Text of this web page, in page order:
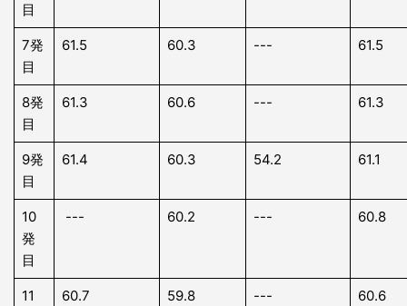
目
7発
目
61.5 60.3 --- 61.5
8発
目
61.3 60.6 --- 61.3
9発
目
61.4 60.3 54.2 61.1
10
発
目
--- 60.2 --- 60.8
11
60.7 59.8 --- 60.6